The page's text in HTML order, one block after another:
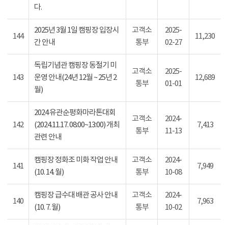
다.
144
2025년 3월 1일 캠핑장 입장시
간 안내
고객소
통부
2025-
02-27
11,230
143
독립기념관 캠핑장 동절기 미
운영 안내(24년 12월 ~ 25년 2
월)
고객소
통부
2025-
01-01
12,689
142
2024 유관순평화마라톤대회
(2024.11.17. 08:00~13:00) 개최
관련 안내
고객소
통부
2024-
11-13
7,413
141
캠핑장 정화조 미화 작업 안내
(10. 14. 월)
고객소
통부
2024-
10-08
7,949
140
캠핑장 급수대 배관 공사 안내
(10. 7. 월)
고객소
통부
2024-
10-02
7,963